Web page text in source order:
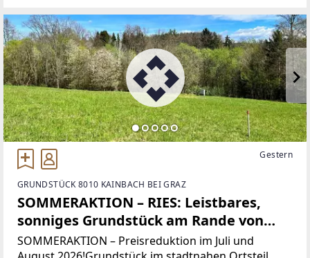
Gestern
GRUNDSTÜCK 8010 KAINBACH BEI GRAZ
SOMMERAKTION – RIES: Leistbares,
sonniges Grundstück am Rande von
Graz!
SOMMERAKTION – Preisreduktion im Juli und